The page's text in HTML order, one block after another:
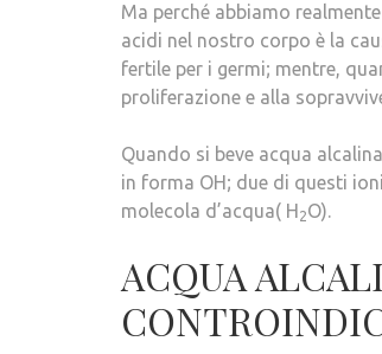
Ma perché abbiamo
acidi nel nostro corpo è la
fertile per i germi; mentre,
proliferazione e alla
Quando si beve acqua
in forma OH; due di questi
molecola d’acqua( H2O).
ACQUA